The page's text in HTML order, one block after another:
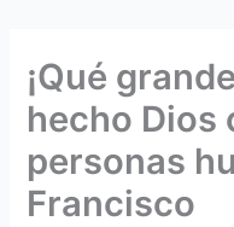
¡Qué
hecho Dios
personas
Francisco